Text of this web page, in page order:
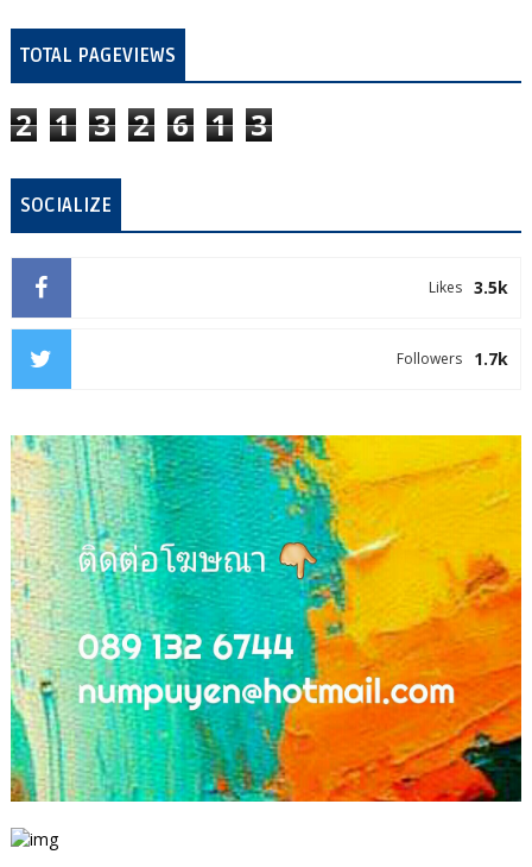
TOTAL PAGEVIEWS
2 1 3 2 6 1 3
SOCIALIZE
3.5k
Likes
1.7k
Followers